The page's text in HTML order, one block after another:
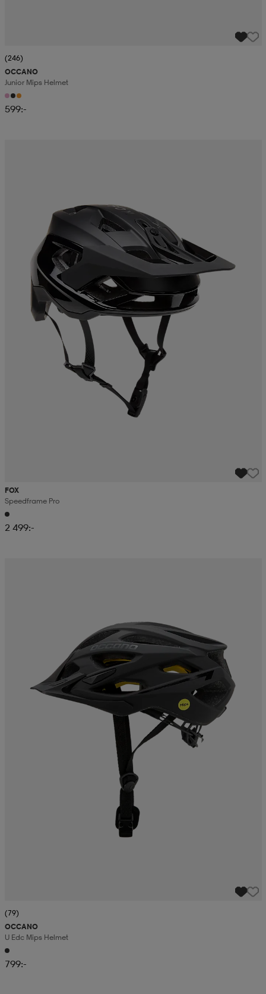
(246)
OCCANO
Junior Mips Helmet
599:-
FOX
Speedframe Pro
2 499:-
(79)
OCCANO
U Edc Mips Helmet
799:-